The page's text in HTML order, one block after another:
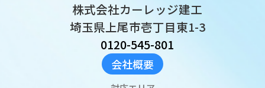
株式会社カーレッジ建工
埼玉県上尾市壱丁目東1-3
0120-545-801
会社概要